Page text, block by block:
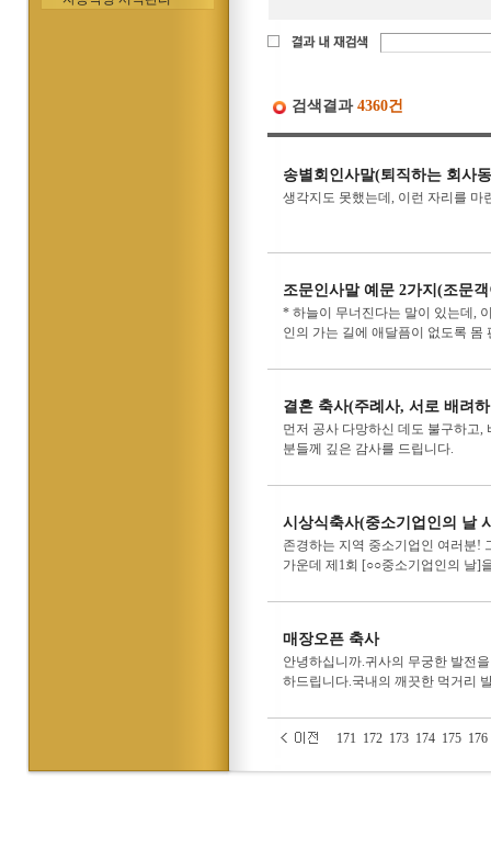
검색결과 4360건
송별회인사말(퇴직하는 회사
생각지도 못했는데, 이런 자리를 마
조문인사말 예문 2가지(조문
* 하늘이 무너진다는 말이 있는데,
인의 가는 길에 애달픔이 없도록 몸
결혼 축사(주례사, 서로 배려
먼저 공사 다망하신 데도 불구하고,
분들께 깊은 감사를 드립니다.
시상식축사(중소기업인의 날
존경하는 지역 중소기업인 여러분!
가운데 제1회 [○○중소기업인의 날]
매장오픈 축사
안녕하십니까.귀사의 무궁한 발전
하드립니다.국내의 깨끗한 먹거리
171 172 173 174 175 176